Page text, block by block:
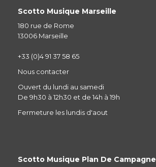
Scotto Musique Marseille
180 rue de Rome
13006 Marseille
+33 (0)4 91 37 58 65
Nous contacter
Ouvert du lundi au samedi
De 9h30 à 12h30 et de 14h à 19h
Fermeture les lundis d'aout
Scotto Musique Plan De Campagne